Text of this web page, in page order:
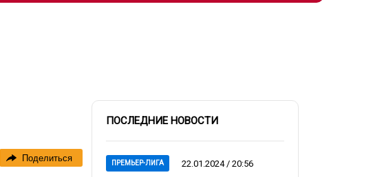
Поделиться
ПОСЛЕДНИЕ НОВОСТИ
ПРЕМЬЕР-ЛИГА 22.01.2024 / 20:56